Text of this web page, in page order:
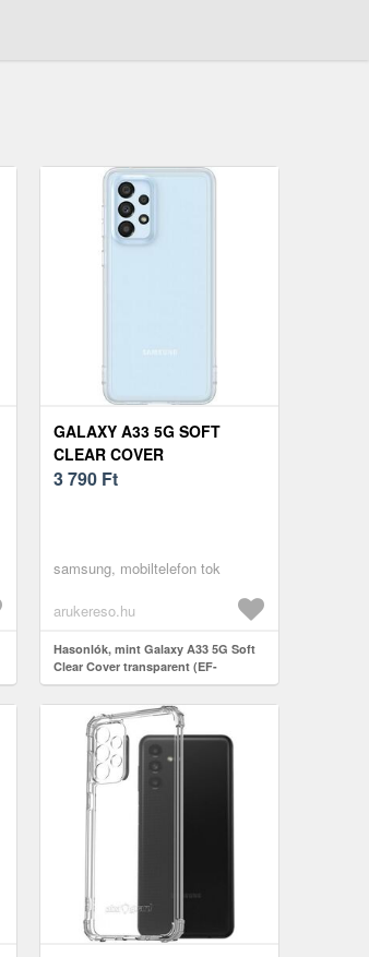
GALAXY A33 5G SOFT
CLEAR COVER
TRANSPARENT (EF-
3 790 Ft
samsung, mobiltelefon tok
arukereso.hu
Hasonlók, mint Galaxy A33 5G Soft
Clear Cover transparent (EF-
QA336TTEGWW)